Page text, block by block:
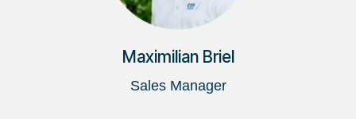
Maximilian Briel
Sales Manager